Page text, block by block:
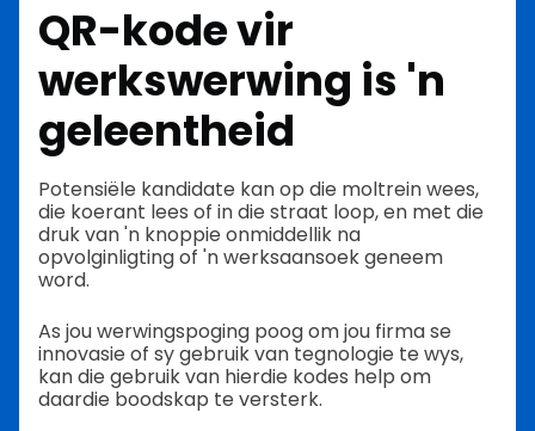
QR-kode vir
werkswerwing is 'n
geleentheid
Potensiële kandidate kan op die moltrein wees,
die koerant lees of in die straat loop, en met die
druk van 'n knoppie onmiddellik na
opvolginligting of 'n werksaansoek geneem
word.
As jou werwingspoging poog om jou firma se
innovasie of sy gebruik van tegnologie te wys,
kan die gebruik van hierdie kodes help om
daardie boodskap te versterk.